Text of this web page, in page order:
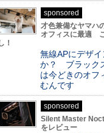
sponsored
才色兼備なヤマハ
オフィスに最適
し！
無線APにデザ
か？ ブラック
は今どきのオフ
むんです
sponsored
Silent Master
をレビュー